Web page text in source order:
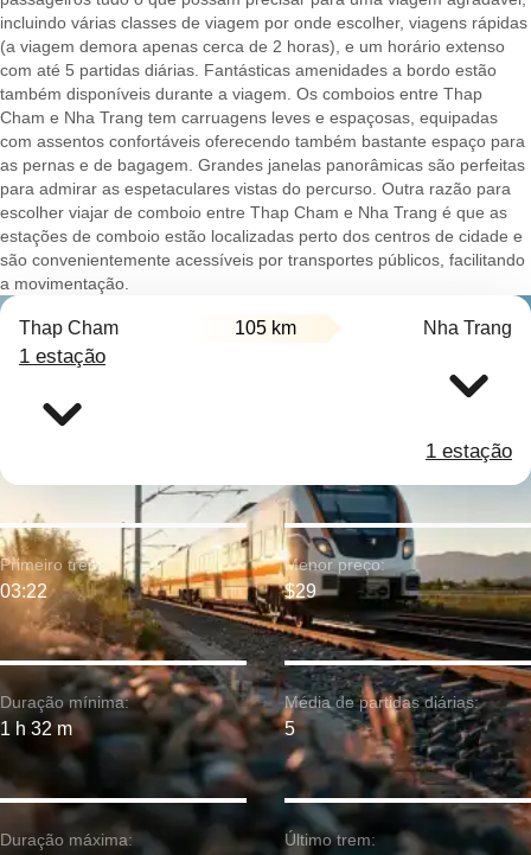
incluindo várias classes de viagem por onde escolher, viagens rápidas
(a viagem demora apenas cerca de 2 horas), e um horário extenso
com até 5 partidas diárias. Fantásticas amenidades a bordo estão
também disponíveis durante a viagem. Os comboios entre Thap
Cham e Nha Trang tem carruagens leves e espaçosas, equipadas
com assentos confortáveis oferecendo também bastante espaço para
as pernas e de bagagem. Grandes janelas panorâmicas são perfeitas
para admirar as espetaculares vistas do percurso. Outra razão para
escolher viajar de comboio entre Thap Cham e Nha Trang é que as
estações de comboio estão localizadas perto dos centros de cidade e
são convenientemente acessíveis por transportes públicos, facilitando
a movimentação.
Thap Cham 105 km Nha Trang
1 estação
1 estação
Duração mínima:
1 h 32 m
Primeiro trem:
03:22
Duração máxima:
Menor preço:
$29
Média de partidas diárias:
5
Último trem: